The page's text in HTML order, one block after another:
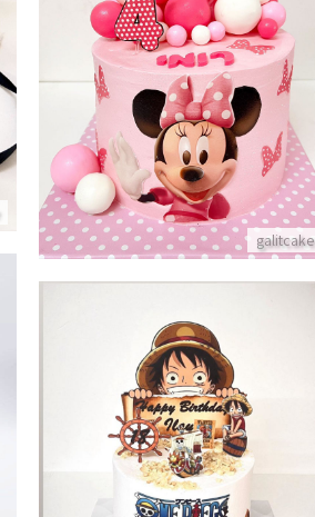
galitcake
עוגת מיני מאוס
פרטים נוספים
עוגה מעוצבת אנימה של לופי
פרטים נוספים